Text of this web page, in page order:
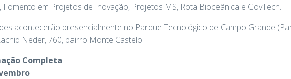
Fomento em Projetos de Inovação, Projetos MS, Rota Bioceânica e GovTech.
acontecerão presencialmente no Parque Tecnológico de Campo Grande
Neder, 760, bairro Monte Castelo.
Completa